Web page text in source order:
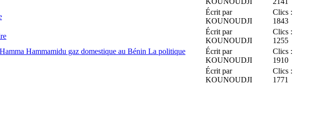
Écrit par
KOUNOUDJI
Clics :
1843
Écrit par
KOUNOUDJI
Clics :
1255
Hammamidu gaz domestique au Bénin La politique
Écrit par
KOUNOUDJI
Clics :
1910
Écrit par
KOUNOUDJI
Clics :
1771